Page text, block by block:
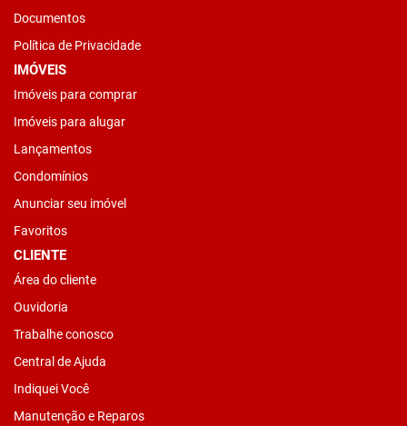
Documentos
Política de Privacidade
IMÓVEIS
Imóveis para comprar
Imóveis para alugar
Lançamentos
Condomínios
Anunciar seu imóvel
Favoritos
CLIENTE
Área do cliente
Ouvidoria
Trabalhe conosco
Central de Ajuda
Indiquei Você
Manutenção e Reparos